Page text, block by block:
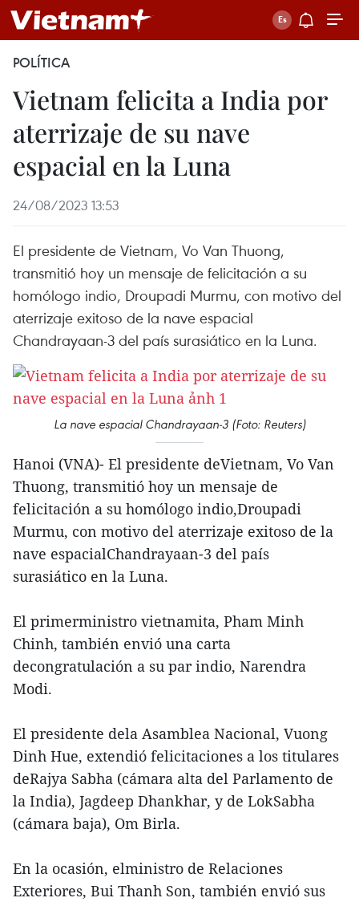
POLÍTICA
Vietnam felicita a India por
aterrizaje de su nave
espacial en la Luna
24/08/2023 13:53
El presidente de Vietnam, Vo Van Thuong,
transmitió hoy un mensaje de felicitación a su
homólogo indio, Droupadi Murmu, con motivo del
aterrizaje exitoso de la nave espacial
Chandrayaan-3 del país surasiático en la Luna.
La nave espacial Chandrayaan-3 (Foto: Reuters)
Hanoi (VNA)- El presidente deVietnam, Vo Van
Thuong, transmitió hoy un mensaje de
felicitación a su homólogo indio,Droupadi
Murmu, con motivo del aterrizaje exitoso de la
nave espacialChandrayaan-3 del país
surasiático en la Luna.
El primerministro vietnamita, Pham Minh
Chinh, también envió una carta
decongratulación a su par indio, Narendra
Modi.
El presidente dela Asamblea Nacional, Vuong
Dinh Hue, extendió felicitaciones a los titulares
deRajya Sabha (cámara alta del Parlamento de
la India), Jagdeep Dhankhar, y de LokSabha
(cámara baja), Om Birla.
En la ocasión, elministro de Relaciones
Exteriores, Bui Thanh Son, también envió sus